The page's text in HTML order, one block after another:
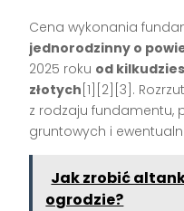
Cena wykonania
jednorodzinny o
2025 roku od
złotych [1][2][3].
z rodzaju fundamentu,
gruntowych i
Jak zrobić
ogrodzie?